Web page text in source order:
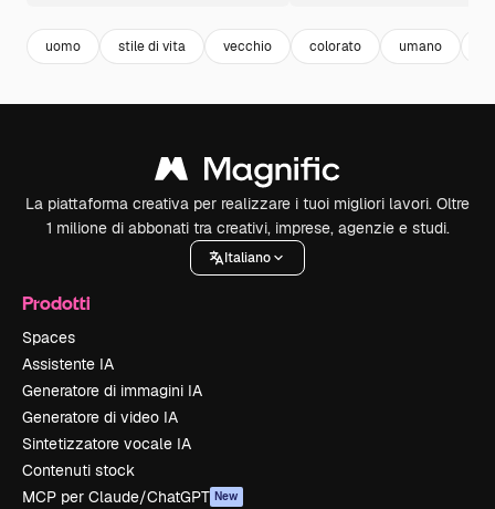
uomo stile di vita vecchio colorato umano
La piattaforma creativa per realizzare i tuoi migliori lavori. Oltre
1 milione di abbonati tra creativi, imprese, agenzie e studi.
Italiano
Prodotti
Spaces
Assistente IA
Generatore di immagini IA
Generatore di video IA
Sintetizzatore vocale IA
Contenuti stock
MCP per Claude/ChatGPT New